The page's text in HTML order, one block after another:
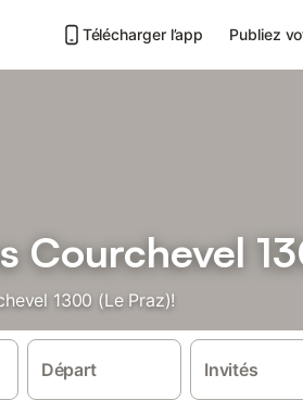
Télécharger l’app Publiez
Courchevel
1300 (Le Praz)!
Départ Invités